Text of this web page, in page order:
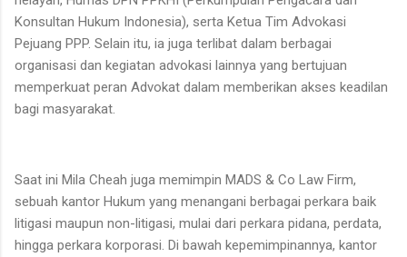
Konsultan Hukum Indonesia), serta Ketua Tim Advokasi
Pejuang PPP. Selain itu, ia juga terlibat dalam berbagai
organisasi dan kegiatan advokasi lainnya yang bertujuan
memperkuat peran Advokat dalam memberikan akses keadilan
bagi masyarakat.
Saat ini Mila Cheah juga memimpin MADS & Co Law Firm,
sebuah kantor Hukum yang menangani berbagai perkara baik
litigasi maupun non-litigasi, mulai dari perkara pidana, perdata,
hingga perkara korporasi. Di bawah kepemimpinannya, kantor